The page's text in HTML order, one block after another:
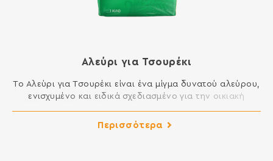
Αλεύρι για Τσουρέκι
Το Αλεύρι για Τσουρέκι είναι ένα μίγμα δυνατού αλεύρου,
ενισχυμένο και ειδικά σχεδιασμένο για την οικιακή
αφράτη ζύμη, εύκολη στο πλάσιμο και τελικά προϊόντα με
εξαιρετική γεύση. Ιδανικό για γλυκά ψωμιά όπως
Περισσότερα